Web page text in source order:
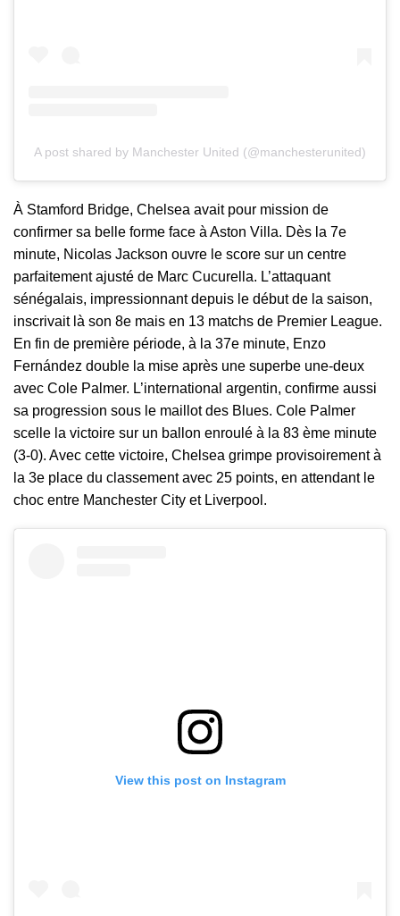
A post shared by Manchester United (@manchesterunited)
À Stamford Bridge, Chelsea avait pour mission de
confirmer sa belle forme face à Aston Villa. Dès la 7e
minute, Nicolas Jackson ouvre le score sur un centre
parfaitement ajusté de Marc Cucurella. L’attaquant
sénégalais, impressionnant depuis le début de la saison,
inscrivait là son 8e mais en 13 matchs de Premier League.
En fin de première période, à la 37e minute, Enzo
Fernández double la mise après une superbe une-deux
avec Cole Palmer. L’international argentin, confirme aussi
sa progression sous le maillot des Blues. Cole Palmer
scelle la victoire sur un ballon enroulé à la 83 ème minute
(3-0). Avec cette victoire, Chelsea grimpe provisoirement à
la 3e place du classement avec 25 points, en attendant le
choc entre Manchester City et Liverpool.
View this post on Instagram